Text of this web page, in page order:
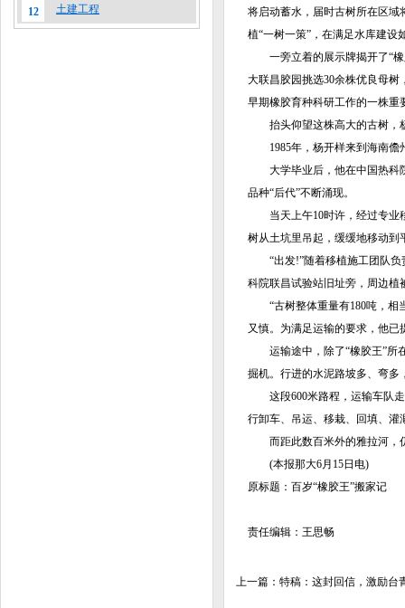
12 土建工程
将启动蓄水，届时古树所在区域
植“一树一策”，在满足水库建设
一旁立着的展示牌揭开了“橡
大联昌胶园挑选30余株优良母树
早期橡胶育种科研工作的一株重
抬头仰望这株高大的古树，
1985年，杨开样来到海南儋
大学毕业后，他在中国热科院
品种“后代”不断涌现。
当天上午10时许，经过专业移
树从土坑里吊起，缓缓地移动到
“出发!”随着移植施工团队负
科院联昌试验站旧址旁，周边植
“古树整体重量有180吨，相当
又慎。为满足运输的要求，他
运输途中，除了“橡胶王”所在
掘机。行进的水泥路坡多、弯多
这段600米路程，运输车队走
行卸车、吊运、移栽、回填、灌
而距此数百米外的雅拉河，仍
(本报那大6月15日电)
原标题：百岁“橡胶王”搬家记
责任编辑：王思畅
上一篇： 特稿：这封回信，激励台